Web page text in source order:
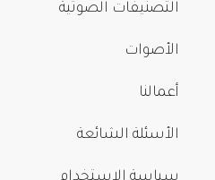
التصنيفات الصوتية
الأصوات
أعمالنا
الأسئلة الشائعة